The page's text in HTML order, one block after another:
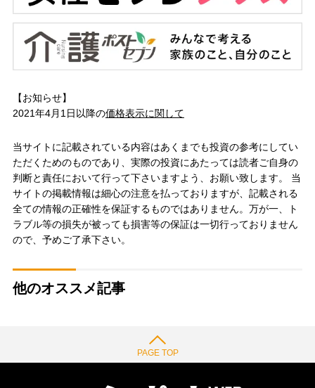
【お知らせ】
2021年4月1日以降の価格表示に関して
当サイトに記載されている内容はあくまでも投資の参考にしてい
ただくためのものであり、実際の投資にあたっては読者ご自身の
判断と責任において行って下さいますよう、お願い致します。 当
サイトの掲載情報は細心の注意を払っておりますが、記載される
全ての情報の正確性を保証するものではありません。万が一、ト
ラブル等の損失が被っても損害等の保証は一切行っておりません
ので、予めご了承下さい。
他のオススメ記事
PAGE TOP